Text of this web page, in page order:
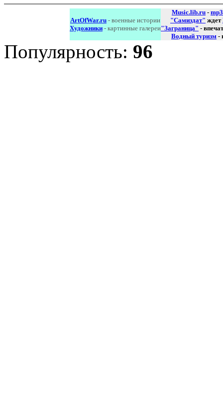
ArtOfWar.ru - военные истории
Художники - картинные галереи
Music.lib.ru - mp3
"Самиздат" ждет
"Заграница" -
Водный туризм -
Популярность: 96